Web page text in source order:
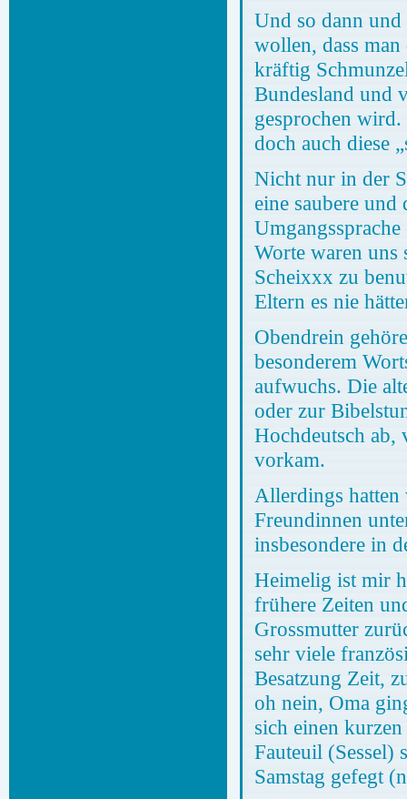
Und so dann und
wollen, dass man
kräftig
Bundesland und
gesprochen
doch auch diese
Nicht nur in der
eine saubere
Worte waren uns
Scheixxx zu
Eltern es nie
Obendrein
besonderem
aufwuchs. Die
oder zur
Hochdeutsch ab,
vorkam.
Allerdings hatten
Freundinnen
insbesondere in
Heimelig ist mir
frühere Zeiten
Grossmutter
sehr viele
Besatzung Zeit,
oh nein, Oma
sich einen
Fauteuil (Sessel)
Samstag gefegt